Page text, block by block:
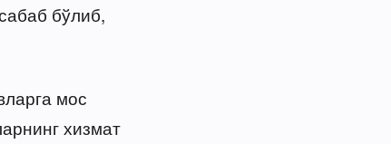
бўлиб,
мос
хизмат